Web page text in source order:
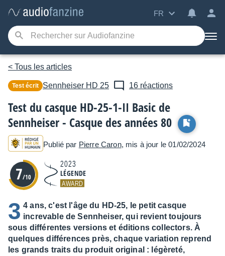
FR
< Tous les articles
Test écrit Sennheiser HD 25 16 réactions
Test du casque HD-25-1-II Basic de
Sennheiser - Casque des années 80
Publié par Pierre Caron, mis à jour le 01/02/2024
7/10
2023
LÉGENDE
AWARD
3 4 ans, c'est l'âge du HD-25, le petit casque
increvable de Sennheiser, qui revient toujours
sous différentes versions et éditions collectors. À
quelques différences près, chaque variation reprend
les grands traits du produit original : légèreté,